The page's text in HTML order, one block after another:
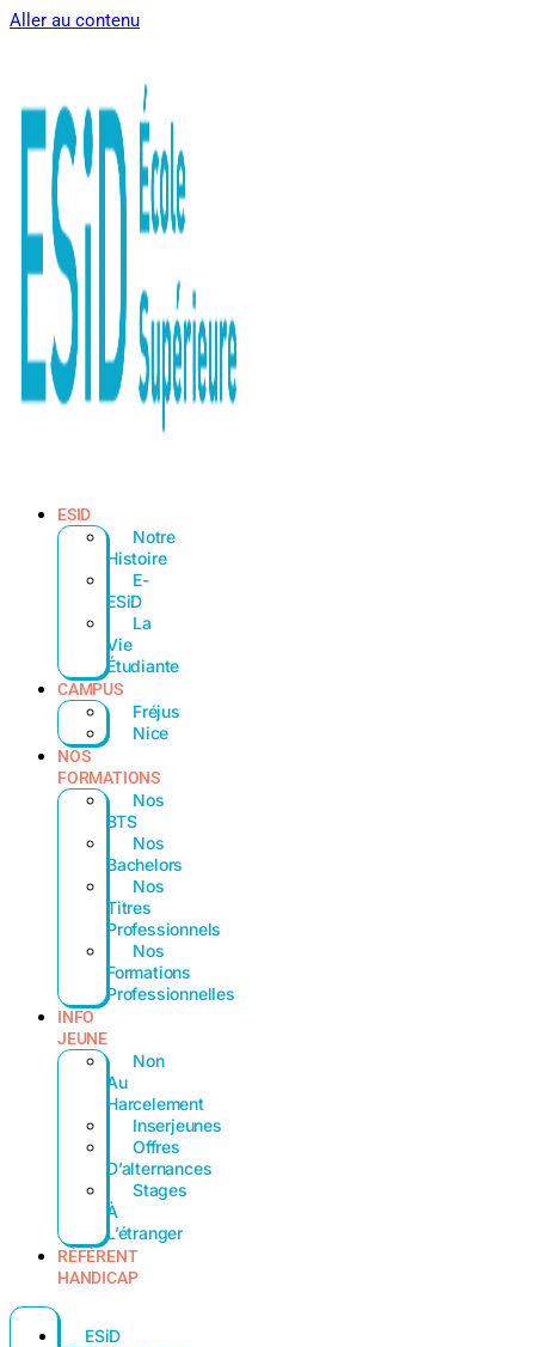
Aller au contenu
ESID
Notre
Histoire
E-
ESiD
La
Vie
Étudiante
CAMPUS
Fréjus
Nice
NOS
FORMATIONS
Nos
BTS
Nos
Bachelors
Nos
Titres
Professionnels
Nos
Formations
Professionnelles
INFO
JEUNE
Non
Au
Harcelement
Inserjeunes
Offres
D’alternances
Stages
À
L’étranger
RÉFÉRENT
HANDICAP
ESiD